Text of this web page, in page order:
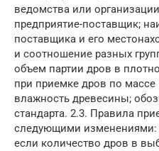
ведомства или
предприятие-поставщик;
поставщика и его
и соотношение разных
объем партии дров в
при приемке дров по
влажность древесины;
стандарта. 2.3. Правила
следующими изменениями:
если количество дров в